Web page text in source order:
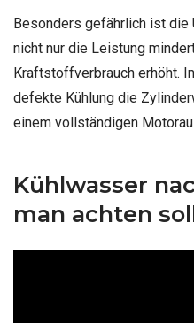
Besonders gefährlich ist
nicht nur die Leistung
Kraftstoffverbrauch erhöht.
defekte Kühlung die
einem vollständigen
Kühlwasser
man achten